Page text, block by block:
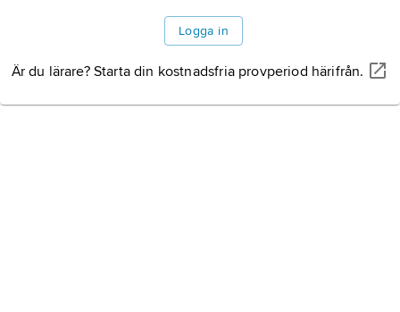
Logga in
Är du lärare? Starta din kostnadsfria provperiod härifrån.